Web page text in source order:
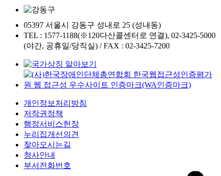
05397 서울시 강동구 성내로 25 (성내동)
TEL : 1577-1188(※120다산콜센터로 연결), 02-3425-5000
(야간, 공휴일/당직실) / FAX : 02-3425-7200
개인정보처리방침
저작권정책
행정서비스헌장
누리집개선의견
찾아오시는길
청사안내
부서전화번호